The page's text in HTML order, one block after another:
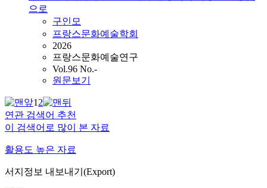
으로
구인모
프랑스문화예술학회
2026
프랑스문화예술연구
Vol.96 No.-
원문보기
12
연관 검색어 추천
이 검색어로 많이 본 자료
활용도 높은 자료
서지정보 내보내기(Export)